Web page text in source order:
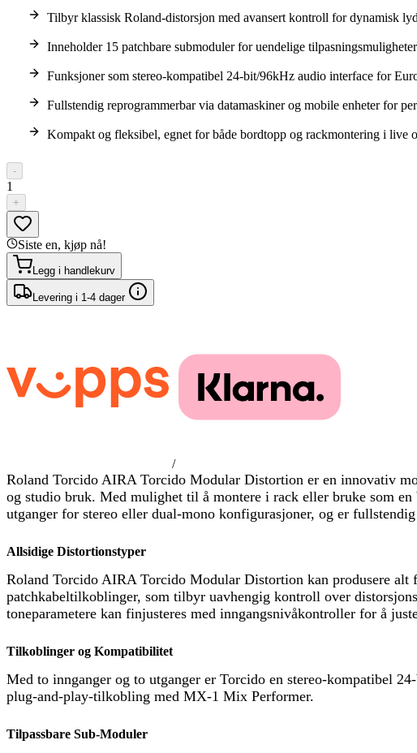
Tilbyr klassisk Roland-distorsjon med avansert kontroll for dynamisk
Inneholder 15 patchbare submoduler for uendelige
Funksjoner som stereo-kompatibel 24-bit/96kHz audio interface for
Fullstendig reprogrammerbar via datamaskiner og mobile enheter for
Kompakt og fleksibel, egnet for både bordtopp og rackmontering i live
-
1
+
Siste en, kjøp nå!
Legg i handlekurv
Levering i 1-4 dager
/
Roland Torcido AIRA Torcido Modular Distortion er en innovativ
og studio bruk. Med mulighet til å montere i rack eller bruke som
utganger for stereo eller dual-mono konfigurasjoner, og er
Allsidige Distortionstyper
Roland Torcido AIRA Torcido Modular Distortion kan produsere alt
patchkabeltilkoblinger, som tilbyr uavhengig kontroll over
toneparametere kan finjusteres med inngangsnivåkontroller for å
Tilkoblinger og Kompatibilitet
Med to innganger og to utganger er Torcido en stereo-kompatibel
plug-and-play-tilkobling med MX-1 Mix Performer.
Tilpassbare Sub-Moduler